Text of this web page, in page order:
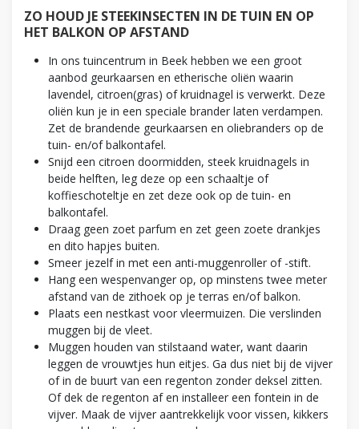
ZO HOUD JE STEEKINSECTEN IN DE TUIN EN OP
HET BALKON OP AFSTAND
In ons tuincentrum in Beek hebben we een groot
aanbod geurkaarsen en etherische oliën waarin
lavendel, citroen(gras) of kruidnagel is verwerkt. Deze
oliën kun je in een speciale brander laten verdampen.
Zet de brandende geurkaarsen en oliebranders op de
tuin- en/of balkontafel.
Snijd een citroen doormidden, steek kruidnagels in
beide helften, leg deze op een schaaltje of
koffieschoteltje en zet deze ook op de tuin- en
balkontafel.
Draag geen zoet parfum en zet geen zoete drankjes
en dito hapjes buiten.
Smeer jezelf in met een anti-muggenroller of -stift.
Hang een wespenvanger op, op minstens twee meter
afstand van de zithoek op je terras en/of balkon.
Plaats een nestkast voor vleermuizen. Die verslinden
muggen bij de vleet.
Muggen houden van stilstaand water, want daarin
leggen de vrouwtjes hun eitjes. Ga dus niet bij de vijver
of in de buurt van een regenton zonder deksel zitten.
Of dek de regenton af en installeer een fontein in de
vijver. Maak de vijver aantrekkelijk voor vissen, kikkers